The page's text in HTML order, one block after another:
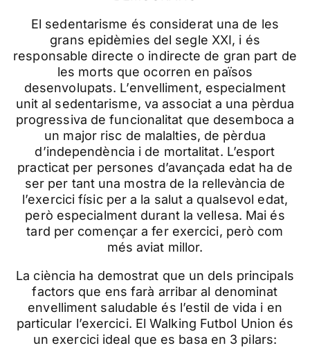
El sedentarisme és considerat una de les
grans epidèmies del segle XXI, i és
responsable directe o indirecte de gran part de
les morts que ocorren en països
desenvolupats. L’envelliment, especialment
unit al sedentarisme, va associat a una pèrdua
progressiva de funcionalitat que desemboca a
un major risc de malalties, de pèrdua
d’independència i de mortalitat. L’esport
practicat per persones d’avançada edat ha de
ser per tant una mostra de la rellevància de
l’exercici físic per a la salut a qualsevol edat,
però especialment durant la vellesa. Mai és
tard per començar a fer exercici, però com
més aviat millor.
La ciència ha demostrat que un dels principals
factors que ens farà arribar al denominat
envelliment saludable és l’estil de vida i en
particular l’exercici. ElWalking Futbol Union és
un exercici ideal que es basa en 3 pilars: